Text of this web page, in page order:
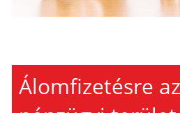
Álomfizetésre